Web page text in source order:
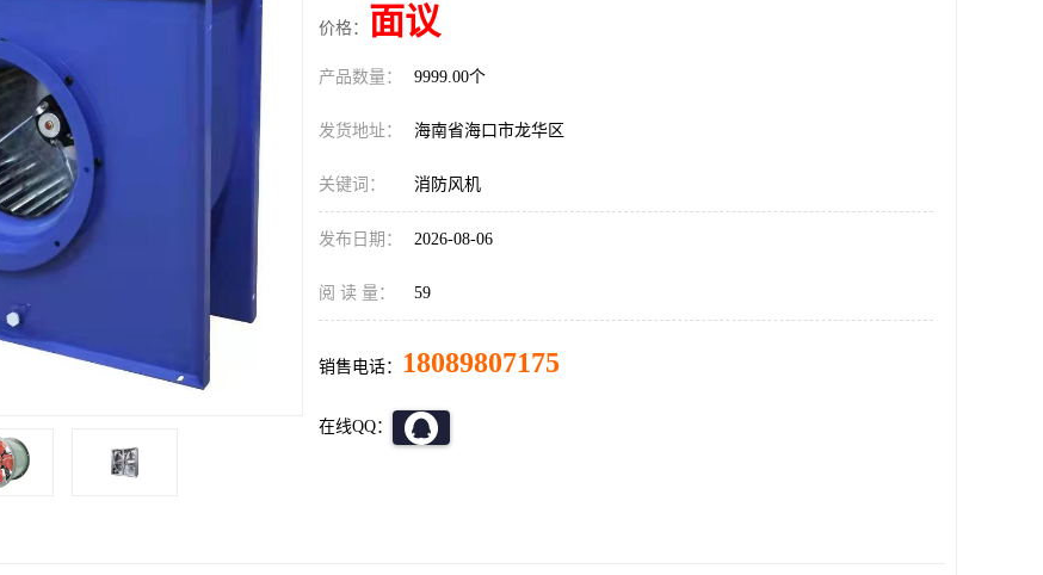
价格： 面议
产品数量： 9999.00个
发货地址： 海南省海口市龙华区
关键词： 消防风机
发布日期： 2026-08-06
阅 读 量： 59
销售电话： 18089807175
在线QQ：